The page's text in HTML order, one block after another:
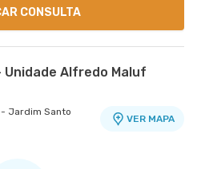
CONSULTA
Alfredo Maluf
- Jardim Santo
VER MAPA